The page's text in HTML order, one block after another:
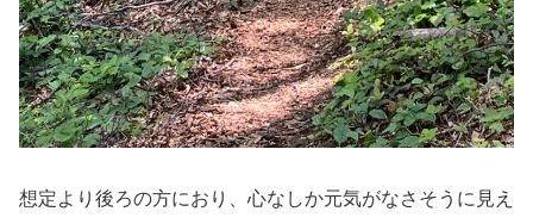
想定より後ろの方におり、心なしか元気がなさそうに見え